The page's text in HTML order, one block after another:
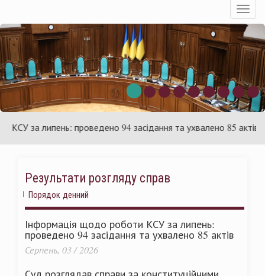
Toggle
за липень: проведено 94 засідання та ухвалено 85 актів
Результати розгляду справ
Порядок денний
Інформація щодо роботи КСУ за липень:
проведено 94 засідання та ухвалено 85 актів
Серпень, 03 / 2026